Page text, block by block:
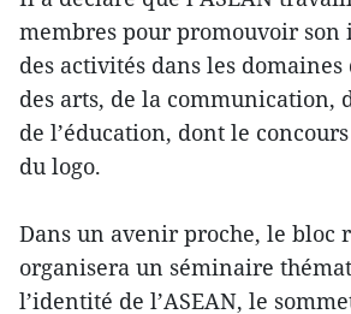
membres pour promouvoir son
des activités dans les
des arts, de la communication,
de l’éducation, dont le
du logo.
Dans un avenir proche, le bloc
organisera un séminaire
l’identité de l’ASEAN, le